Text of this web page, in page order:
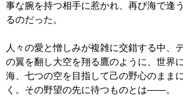
事な腕を持つ相手に惹かれ、再び海で逢
るのだった。
人々の愛と憎しみが複雑に交錯する中、
の翼を翻し大空を翔る鷹のように、世界
海、七つの空を目指して己の野心のまま
く。その野望の先に待つものとは――。